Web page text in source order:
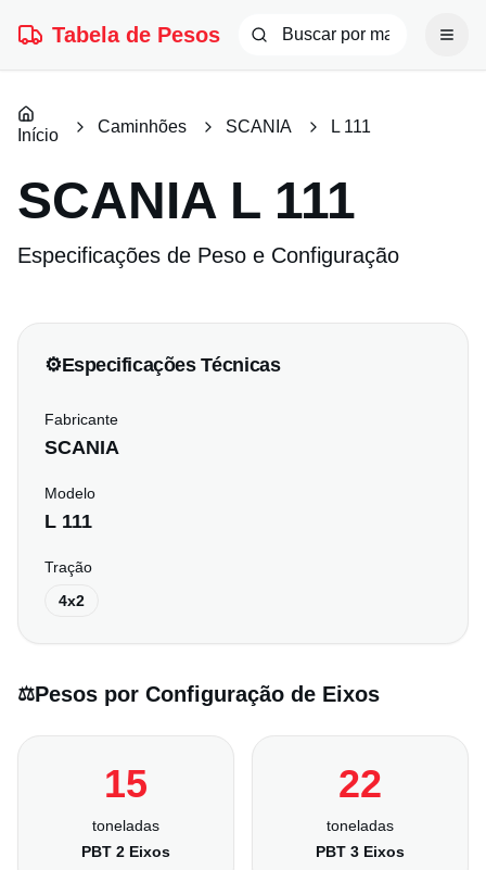
Tabela de Pesos
Início Caminhões SCANIA L 111
SCANIA L 111
Especificações de Peso e Configuração
⚙️Especificações Técnicas
Fabricante
SCANIA
Modelo
L 111
Tração
4x2
⚖️Pesos por Configuração de Eixos
15
toneladas
PBT 2 Eixos
22
toneladas
PBT 3 Eixos